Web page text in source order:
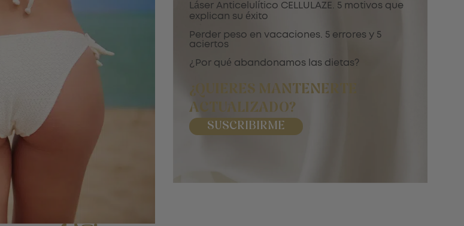
Láser Anticelulítico CELLULAZE. 5 motivos que
explican su éxito
Perder peso en vacaciones. 5 errores y 5
aciertos
¿Por qué abandonamos las dietas?
¿QUIERES MANTENERTE
ACTUALIZADO?
SUSCRIBIRME